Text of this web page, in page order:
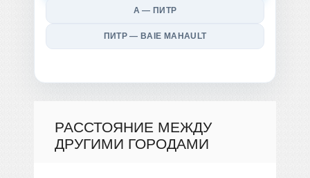
А — ПИТР
ПИТР — BAIE MAHAULT
РАССТОЯНИЕ МЕЖДУ
ДРУГИМИ ГОРОДАМИ